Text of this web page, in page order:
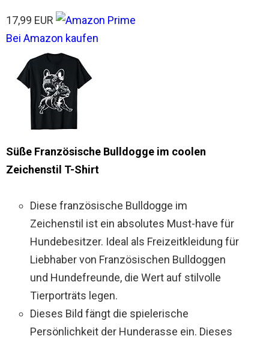
17,99 EUR
Bei Amazon kaufen
Süße Französische Bulldogge im coolen
Zeichenstil T-Shirt
Diese französische Bulldogge im
Zeichenstil ist ein absolutes Must-have für
Hundebesitzer. Ideal als Freizeitkleidung für
Liebhaber von Französischen Bulldoggen
und Hundefreunde, die Wert auf stilvolle
Tierporträts legen.
Dieses Bild fängt die spielerische
Persönlichkeit der Hunderasse ein. Dieses